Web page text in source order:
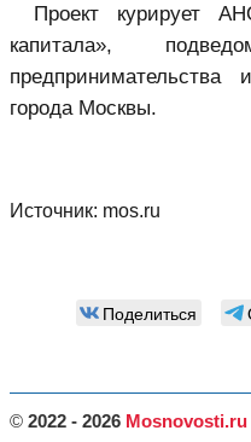
Проект курирует
капитала»,
предпринимательства
города Москвы.
Источник: mos.ru
Поделиться
© 2022 - 2026 Mosnovosti.ru